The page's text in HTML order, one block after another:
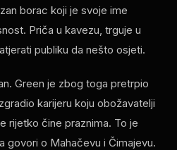
borac koji je svoje ime
Priča u kavezu, trguje u
publiku da nešto osjeti.
Green je zbog toga pretrpio
karijeru koju obožavatelji
rijetko čine praznima. To je
govori o Mahačevu i Čimajevu.